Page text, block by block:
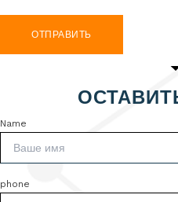
ОТПРАВИТЬ
Name
phone